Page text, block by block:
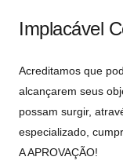
Implacável
Acreditamos que
alcançarem seus
possam surgir,
especializado,
A APROVAÇÃO!